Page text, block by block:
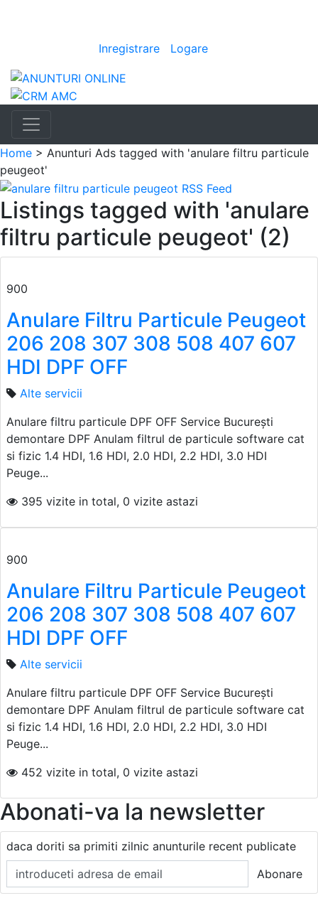
Inregistrare Logare
Home > Anunturi Ads tagged with 'anulare filtru particule
peugeot'
Listings tagged with 'anulare
filtru particule peugeot' (2)
900
Anulare Filtru Particule Peugeot
206 208 307 308 508 407 607
HDI DPF OFF
Alte servicii
Anulare filtru particule DPF OFF Service București
demontare DPF Anulam filtrul de particule software cat
si fizic 1.4 HDI, 1.6 HDI, 2.0 HDI, 2.2 HDI, 3.0 HDI
Peuge...
395 vizite in total, 0 vizite astazi
900
Anulare Filtru Particule Peugeot
206 208 307 308 508 407 607
HDI DPF OFF
Alte servicii
Anulare filtru particule DPF OFF Service București
demontare DPF Anulam filtrul de particule software cat
si fizic 1.4 HDI, 1.6 HDI, 2.0 HDI, 2.2 HDI, 3.0 HDI
Peuge...
452 vizite in total, 0 vizite astazi
Abonati-va la newsletter
daca doriti sa primiti zilnic anunturile recent publicate